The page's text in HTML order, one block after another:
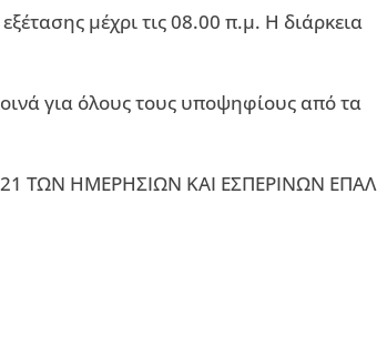
μέχρι τις 08.00 π.μ. Η διάρκεια
για όλους τους υποψηφίους από τα
ΤΩΝ ΗΜΕΡΗΣΙΩΝ ΚΑΙ ΕΣΠΕΡΙΝΩΝ ΕΠΑΛ